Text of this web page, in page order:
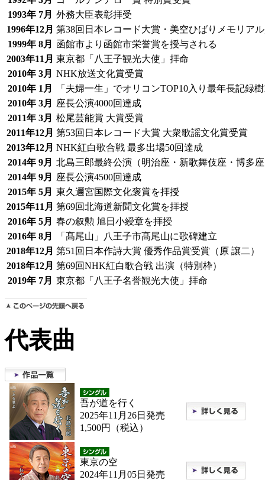
1993年 7月 外務大臣表彰拝受
1996年12月 第38回日本レコード大賞・美空ひばりメモリア
1999年 8月
函館市より函館市栄誉賞を授与される
2003年11月 東京都「八王子観光大使」拝命
2010年 3月 NHK放送文化賞受賞
2010年 1月
「夫婦一生」でオリコンTOP10入り最年長記録
2010年 3月
座長公演4000回達成
2011年 3月 松尾芸能賞 大賞受賞
2011年12月 第53回日本レコード大賞 大衆歌謡文化賞受賞
2013年12月 NHK紅白歌合戦 最多出場50回達成
2014年 9月 北島三郎最終公演（明治座・新歌舞伎座・博多
2014年 9月
座長公演4500回達成
2015年 5月 東久邇宮国際文化褒賞を拝授
2015年11月 第69回北海道新聞文化賞を拝授
2016年 5月 春の叙勲 旭日小綬章を拝授
2016年 8月
「髙尾山」八王子市髙尾山に歌碑建立
2018年12月 第51回日本作詩大賞 優秀作品賞受賞（原 譲二）
2018年12月 第69回NHK紅白歌合戦 出演（特別枠）
2019年 7月 東京都「八王子名誉観光大使」拝命
代表曲
吾が道を行く
2025年11月26日発売
1,500円（税込）
東京の空
2024年11月05日発売